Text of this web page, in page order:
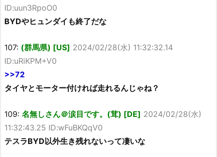
ID:uun3RpoO0
BYDやヒュンダイも終了だな
107: (群馬県) [US] 2024/02/28(水) 11:32:32.14
ID:uRiKPM+V0
>>72
タイヤとモーター付ければ走れるんじゃね？
109: 名無しさん＠涙目です。(茸) [DE] 2024/02/28(水)
11:32:43.25 ID:wFuBKQqV0
テスラBYD以外生き残れないって凄いな